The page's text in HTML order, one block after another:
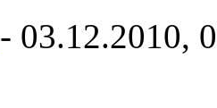
- 03.12.2010,